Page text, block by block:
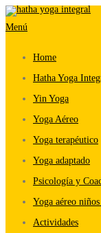
Saltar
al
Menú
Home
Hatha Yoga
Yin Yoga
Yoga Aéreo
Yoga terapéutico
Yoga adaptado
Psicología y
Yoga aéreo
Actividades